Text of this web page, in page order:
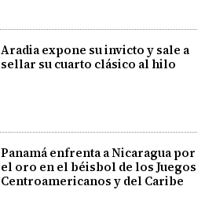
Aradia expone su invicto y sale a
sellar su cuarto clásico al hilo
Panamá enfrenta a Nicaragua por
el oro en el béisbol de los Juegos
Centroamericanos y del Caribe